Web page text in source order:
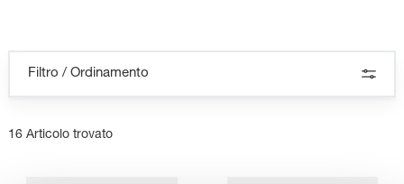
Filtro / Ordinamento
16 Articolo trovato